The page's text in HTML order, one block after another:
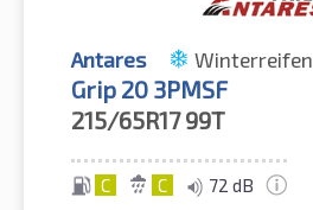
Antares Winterreifen
Grip 20 3PMSF
215/65R17 99T
C C 72 dB